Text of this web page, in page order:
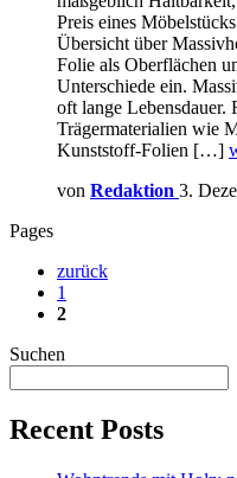
Preis eines
Übersicht über
Folie als Oberflächen
Unterschiede ein.
oft lange Lebensdauer.
Trägermaterialien wie
Kunststoff-Folien […]
von Redaktion 3.
Pages
zurück
1
2
Suchen
Recent Posts